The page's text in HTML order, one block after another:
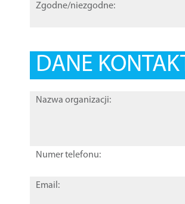
Zgodne/niezgodne:
DANE
Nazwa organizacji:
Numer telefonu:
Email: